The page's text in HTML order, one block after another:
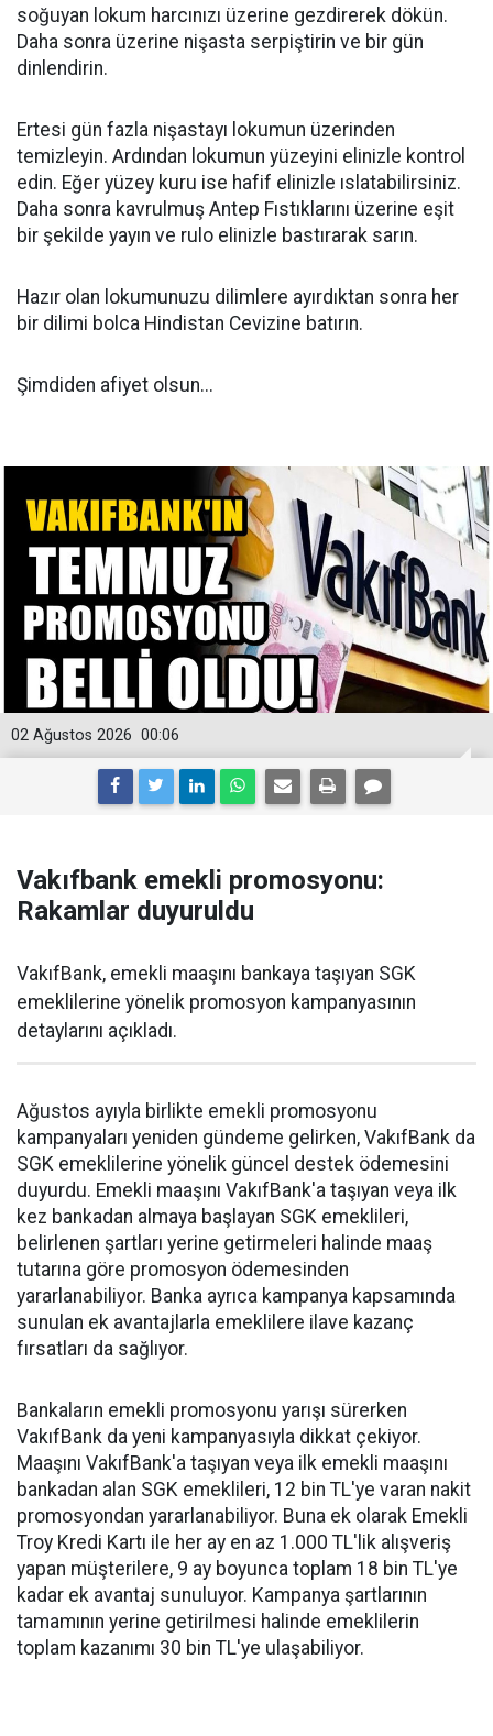
soğuyan lokum harcınızı üzerine gezdirerek dökün.
Daha sonra üzerine nişasta serpiştirin ve bir gün
dinlendirin.
Ertesi gün fazla nişastayı lokumun üzerinden
temizleyin. Ardından lokumun yüzeyini elinizle kontrol
edin. Eğer yüzey kuru ise hafif elinizle ıslatabilirsiniz.
Daha sonra kavrulmuş Antep Fıstıklarını üzerine eşit
bir şekilde yayın ve rulo elinizle bastırarak sarın.
Hazır olan lokumunuzu dilimlere ayırdıktan sonra her
bir dilimi bolca Hindistan Cevizine batırın.
Şimdiden afiyet olsun...
00:06
02 Ağustos 2026
Vakıfbank emekli promosyonu:
Rakamlar duyuruldu
VakıfBank, emekli maaşını bankaya taşıyan SGK
emeklilerine yönelik promosyon kampanyasının
detaylarını açıkladı.
Ağustos ayıyla birlikte emekli promosyonu
kampanyaları yeniden gündeme gelirken, VakıfBank da
SGK emeklilerine yönelik güncel destek ödemesini
duyurdu. Emekli maaşını VakıfBank'a taşıyan veya ilk
kez bankadan almaya başlayan SGK emeklileri,
belirlenen şartları yerine getirmeleri halinde maaş
tutarına göre promosyon ödemesinden
yararlanabiliyor. Banka ayrıca kampanya kapsamında
sunulan ek avantajlarla emeklilere ilave kazanç
fırsatları da sağlıyor.
Bankaların emekli promosyonu yarışı sürerken
VakıfBank da yeni kampanyasıyla dikkat çekiyor.
Maaşını VakıfBank'a taşıyan veya ilk emekli maaşını
bankadan alan SGK emeklileri, 12 bin TL'ye varan nakit
promosyondan yararlanabiliyor. Buna ek olarak Emekli
Troy Kredi Kartı ile her ay en az 1.000 TL'lik alışveriş
yapan müşterilere, 9 ay boyunca toplam 18 bin TL'ye
kadar ek avantaj sunuluyor. Kampanya şartlarının
tamamının yerine getirilmesi halinde emeklilerin
toplam kazanımı 30 bin TL'ye ulaşabiliyor.